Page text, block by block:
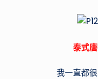
泰式
我一直都